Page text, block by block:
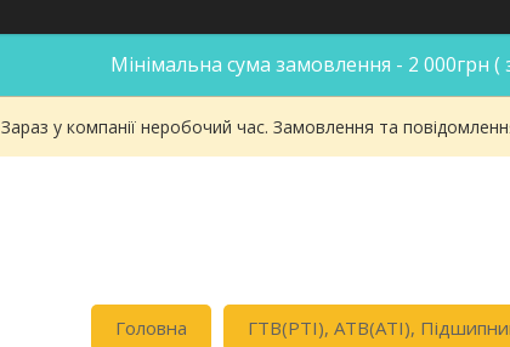
Мінімальна сума замовлення - 2 000грн
Зараз у компанії неробочий час. Замовлення та
Головна ГТВ(РТI), АТВ(АТI),